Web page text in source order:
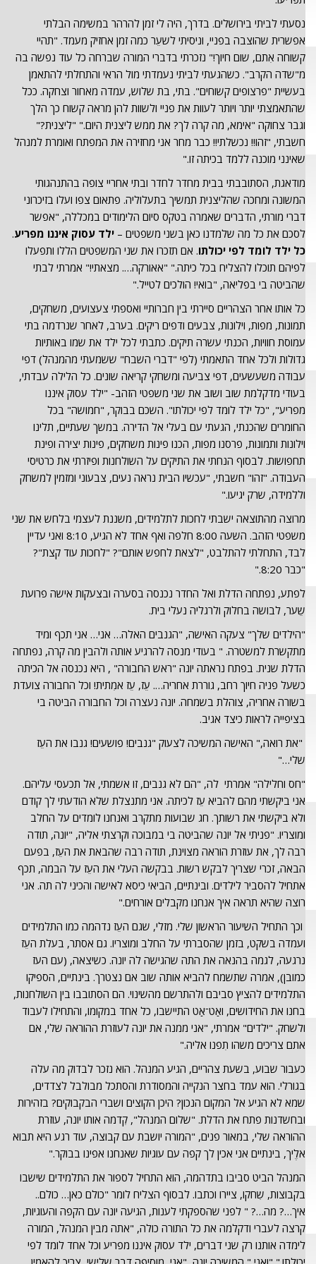
נסעתי לביתי בירושלים. בדרך, היה לי זמן להרהר במשימה הבלתי
אפשרית שהוצבה בפניי, וניסיתי לשעֵר כמה זמן אחזיק מעמד. "תהיי
קשוחה אִתם, שום חיוך!" נזכרתי בדברי המורה שברחה כל עוד נפשה בה
מ"שדה הקרב". כשהגעתי לביתי נעמדתי מול הראי והתחלתי להתאמן
בעשיית "פרצופים קשוחים". בתי, בת שלוש, עמדה מאחור וצחקה. ככל
שהתאמצתי יותר ויותר לעוות את פניי ולשוות להן מראה קשוח כך הלך
וגבר צחוקה "אימא, מה קרה לך? את ממש ליצנית היום." "ליצנית?"
חשבתי, "זהו!! נכשלתי!! כבר מחר אני מחזירה את המפתח ואומרת למנהל
שאינני מוכנה ללמד בכיתה זו."
מודאגת, הסתובבתי בבית מחדר לחדר ובתי אחריי צופה בהתנהגותי
המשונה ומחכה שהליצנית תמשיך בתעלוליה. פתאום צפו ועלו בזיכרוני
דברי מורתי, הדברים שאמרה בטקס סיום הלימודים במכללה, "אפשר
לסכם את כל מה שלמדנו כאן בשני משפטים – ילד עסוק איננו מפריע.
כל ילד לומד לפי יכולתו. אם תזכרו את שני המשפטים הללו ותפעלו
לפיהם תוכלו להצליח בכל כיתה." "אאורקה…. מצאתי!" אמרתי לבתי
שהביטה בי בפליאה, "בואי! הולכים לטייל."
כל אותו אחר הצהריים סיירתי בין חברותיי ואספתי צעצועים, משחקים,
תמונות, מפות, וילונות, צבעים ודפים ריקים. בערב, לאחר שנרדמה בתי
עמוסת חוויות, הכנתי עשרה תיקים. כתבתי לכל ילד את שמו באותיות
גדולות ולכל אחד התאמתי (לפי "דברי השבח" ששמעתי מהמנהל) דפי
עבודה משעשעים, דפי צביעה ומשחקי קריאה שונים. כל הלילה עבדתי,
בעודי מדקלמת שוב ושוב את שני משפטי הזהב- "ילד עסוק איננו
מפריע", "כל ילד לומד לפי יכולתו". השכם בבוקר, "חמושה" בכל
החומרים שהכנתי, הגעתי עם בעלי אל הדירה. במשך שעתיים, תלינו
וילונות ותמונות, פרסנו מפות, הכנו פינות משחקים, פינות יצירה ופינת
תחפושות. לבסוף הנחתי את התיקים על השולחנות ופיזרתי את כרטיסי
העבודה. "זהו" חשבתי, "עכשיו הבית נראה נעים, צבעוני ומזמין למשחק
וללמידה, שרק יגיעו."
מרוצה מהתוצאה ישבתי לחכות לתלמידים, משננת לעצמי בלחש את שני
משפטי הזהב. השעה 8:00 חלפה ואף אחד לא הגיע, 8:10 ואני עדיין
לבד, התחלתי להתלבט, "לצאת לחפש אותם"? "לחכות עוד קצת"?
"כבר 8:20."
לפתע, נפתחה הדלת ואל החדר נכנסה בסערה ובצעקות אישה פרועת
שֵֹער, לבושה בחלוק ולרגליה נעלי בית.
"הילדים שלך" צעקה האישה, "הגנבים האלה… אני… אני תכף ומיד
מתקשרת למשטרה. " בעודי מנסה להרגיע אותה ולהבין מה קרה, נפתחה
הדלת שנית. בפתח נראתה יונה "ראש החבורה" , היא נכנסה אל הכיתה
כשעל פניה חיוך רחב, גוררת אחריה…. עֵז, עֵז אמִתית! וכל החבורה צועדת
בשורה אחריה, צוהלת בשמחה. יונה נעצרה וכל החבורה הביטה בי
בציפייה לראות כיצד אגיב.
"את רואה," האישה המשיכה לצעוק "גנבים! פושעים! גנבו את העֵז
שלי…"
"חס וחלילה" אמרתי לה, "הם לא גנבים, זו אשמתי, אל תכעסי עליהם.
אני ביקשתי מהם להביא עֵז לכיתה. אני מתנצלת שלא הודעתי לך קודם
ולא ביקשתי את רשותך. חג שבועות מתקרב ואנחנו לומדים על החלב
ומוצריו. "פניתי אל יונה שהביטה בי במבוכה וקרצתי אליה, "יונה, תודה
רבה לך, את עוזרת הוראה מצוינת, תודה רבה שהבאת את העֵז, בפעם
הבאה, זכרי שצריך לבקש רשות. בבקשה העלי את העֵז על הבמה, תכף
אתחיל להסביר לילדים. ובינתיים, הביאי כיסא לאישה והכיני לה תה. אני
רוצה שהיא תראה איך אנחנו מקבלים אורחים."
וכך התחיל השיעור הראשון שלי. מזלי, שגם העֵז נדהמה כמו התלמידים
ועמדה בשקט, בזמן שהסברתי על החלב ומוצריו. גם אסתר, בעלת העֵז
נרגעה, לגמה בהנאה את התה שהגישה לה יונה. כשיצאה, (עם העז
כמובן), אמרה שתשמח להביא אותה שוב אם נצטרך. בינתיים, הספיקו
התלמידים להציץ סביבם ולהתרשם מהשינוי. הם הסתובבו בין השולחנות,
בחנו את החידושים, ואַט־אַט התיישבו, כל אחד במקומו, והתחילו לעבוד
ולשחק. "ילדים" אמרתי, "אני ממנה את יונה לעוזרת ההוראה שלי, אם
אתם צריכים משהו תִפנו אליה."
כעבור שבוע, בשעת צהריים, הגיע המנהל. הוא נזכר לבדוק מה עלה
בגורלי. הוא עמד בחצר הנקייה והמסודרת והסתכל מבולבל לצדדים,
שמא לא הגיע אל המקום הנכון? היכן הקוצים ושברי הבקבוקים? בזהירות
ובחשדנות פתח את הדלת. "שלום המנהל", קִדמה אותו יונה, עוזרת
ההוראה שלי, במאור פנים, "המורה יושבת עם קבוצה, עוד רגע היא תבוא
אלֶיך, בינתיים אני אכין לך קפה עם עוגיות שאנחנו אפינו בבוקר."
המנהל הביט סביבו בתדהמה, הוא התחיל לספור את התלמידים שישבו
בקבוצות, שִֹחקו, ציירו וכתבו. לבסוף הצליח לומר "כולם כאן… כולם..
איך…? מה…? " לפני שהספקתי לענות, הגיעה יונה עם הקפה והעוגיות,
קרצה לעברי ודקלמה את כל התורה כולה, "אתה מבין המנהל, המורה
לימדה אותנו רק שני דברים, ילד עסוק איננו מפריע וכל אחד לומד לפי